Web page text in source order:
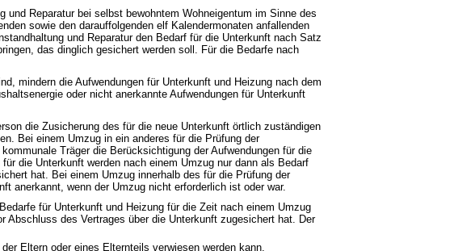
Reparatur bei selbst bewohntem Wohneigentum im Sinne des
sowie den darauffolgenden elf Kalendermonaten anfallenden
und Reparatur den Bedarf für die Unterkunft nach Satz
das dinglich gesichert werden soll. Für die Bedarfe nach
mindern die Aufwendungen für Unterkunft und Heizung nach dem
oder nicht anerkannte Aufwendungen für Unterkunft
die Zusicherung des für die neue Unterkunft örtlich zuständigen
Bei einem Umzug in ein anderes für die Prüfung der
Träger die Berücksichtigung der Aufwendungen für die
die Unterkunft werden nach einem Umzug nur dann als Bedarf
hat. Bei einem Umzug innerhalb des für die Prüfung der
anerkannt, wenn der Umzug nicht erforderlich ist oder war.
für Unterkunft und Heizung für die Zeit nach einem Umzug
Abschluss des Vertrages über die Unterkunft zugesichert hat. Der
Eltern oder eines Elternteils verwiesen werden kann,